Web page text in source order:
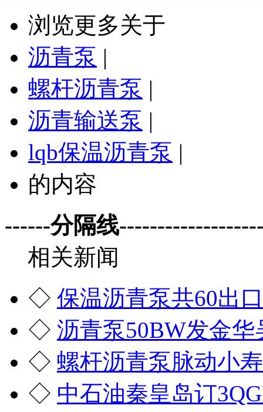
浏览更多关于
沥青泵 |
螺杆沥青泵 |
沥青输送泵 |
lqb保温沥青泵 |
的内容
------分隔线
相关新闻
◇ 保温沥青泵共60出
◇ 沥青泵50BW发金华
◇ 螺杆沥青泵脉动小
◇ 中石油秦皇岛订